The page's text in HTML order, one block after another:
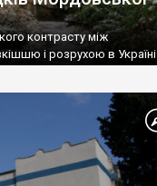
контрасту між
і розрухою в Україні